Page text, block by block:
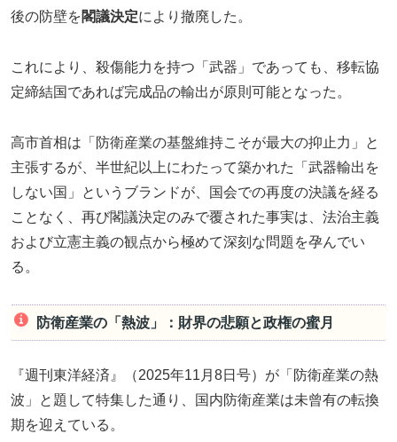
後の防壁を閣議決定により撤廃した。
これにより、殺傷能力を持つ「武器」であっても、移転協
定締結国であれば完成品の輸出が原則可能となった。
高市首相は「防衛産業の基盤維持こそが最大の抑止力」と
主張するが、半世紀以上にわたって築かれた「武器輸出を
しない国」というブランドが、国会での再度の決議を経る
ことなく、再び閣議決定のみで覆された事実は、法治主義
および立憲主義の観点から極めて深刻な問題を孕んでい
る。
防衛産業の「熱波」：財界の悲願と政権の蜜月
『週刊東洋経済』（2025年11月8日号）が「防衛産業の熱
波」と題して特集した通り、国内防衛産業は未曾有の転換
期を迎えている。